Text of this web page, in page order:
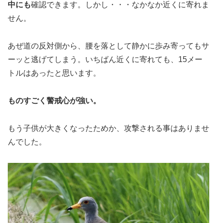
中にも確認できます。しかし・・・なかなか近くに寄れま
せん。
あぜ道の反対側から、腰を落として静かに歩み寄ってもサ
ーッと逃げてしまう。いちばん近くに寄れても、15メー
トルはあったと思います。
ものすごく警戒心が強い。
もう子供が大きくなったためか、攻撃される事はありませ
んでした。